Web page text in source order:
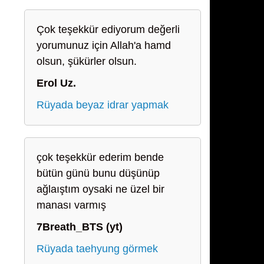
Çok teşekkür ediyorum değerli
yorumunuz için Allah'a hamd
olsun, şükürler olsun.
Erol Uz.
Rüyada beyaz idrar yapmak
çok teşekkür ederim bende
bütün günü bunu düşünüp
ağlaıştım oysaki ne üzel bir
manası varmış
7Breath_BTS (yt)
Rüyada taehyung görmek